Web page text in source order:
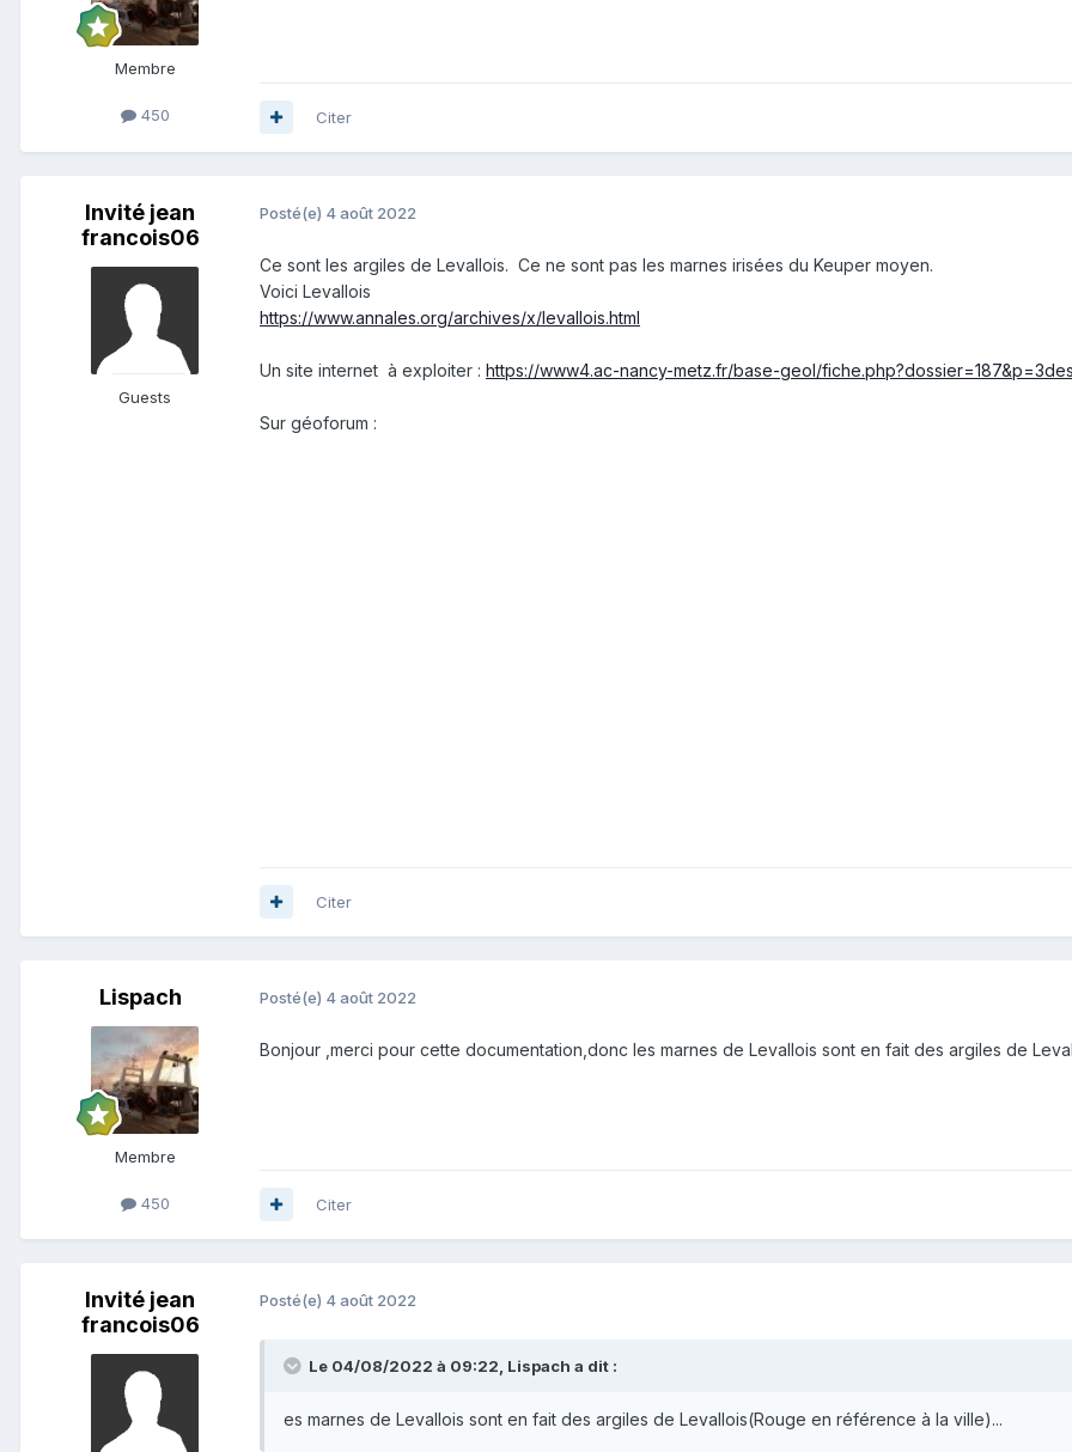
Membre
450 Citer
Invité jean
francois06
Guests
Posté(e) 4 août 2022
Ce sont les argiles de Levallois. Ce ne sont pas les marnes irisées du Keuper moyen.
Voici Levallois
https://www.annales.org/archives/x/levallois.html
Un site internet à exploiter : https://www4.ac-nancy-metz.fr/base-geol/
Sur géoforum :
Citer
Lispach
Membre
450
Posté(e) 4 août 2022
Bonjour ,merci pour cette documentation,donc les marnes de Levallois sont en fait des argiles de
Citer
Invité jean
francois06
Posté(e) 4 août 2022
Le 04/08/2022 à 09:22, Lispach a dit :
es marnes de Levallois sont en fait des argiles de Levallois(Rouge en référence à la ville)...